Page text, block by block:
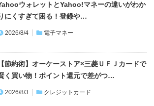
ウォレットとYahoo!マネーの違いがわか
にくすぎて困る！登録や…
2026/8/4 電子マネー
【節約術】オーケーストア×三菱ＵＦＪカードで
く買い物！ポイント還元で差がつ…
2026/8/3 クレジットカード